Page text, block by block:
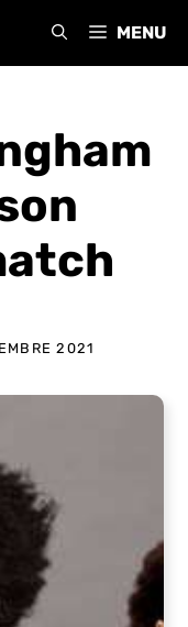
MENU
2021